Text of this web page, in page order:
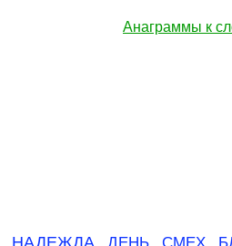
Анаграммы к
НАДЕЖДА